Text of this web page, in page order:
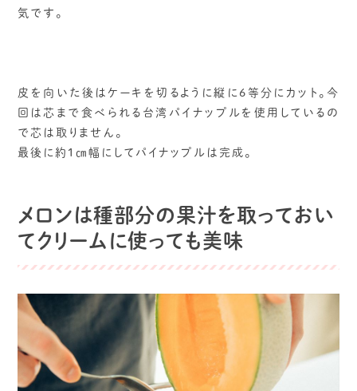
気です。
皮を向いた後はケーキを切るように縦に6等分にカット。今
回は芯まで食べられる台湾パイナップルを使用しているの
で芯は取りません。
最後に約１㎝幅にしてパイナップルは完成。
メロンは種部分の果汁を取っておい
てクリームに使っても美味